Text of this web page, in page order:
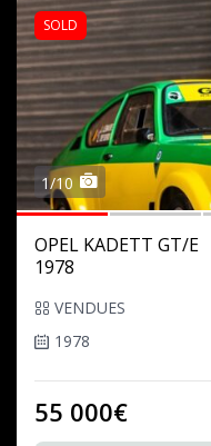
SOLD
1/10
OPEL KADETT GT/E
1978
VENDUES
1978
55 000€